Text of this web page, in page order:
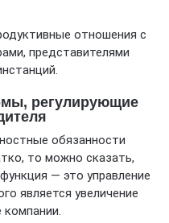
отношения с
представителями
регулирующие
обязанности
то можно сказать,
— это управление
является увеличение